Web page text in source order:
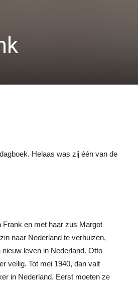
Helaas was zij één van de
en met haar zus Margot
naar Nederland te verhuizen,
leven in Nederland. Otto
veilig. Tot mei 1940, dan valt
in Nederland. Eerst moeten ze